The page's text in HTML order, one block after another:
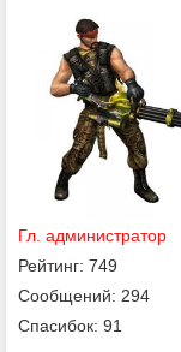
Гл. администратор
Рейтинг: 749
Сообщений: 294
Спасибок: 91